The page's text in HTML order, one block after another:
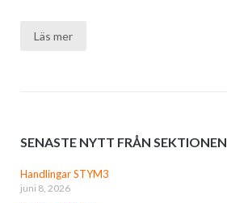
Läs mer
SENASTE NYTT FRÅN SEKTIONEN
Handlingar STYM3
juni 8, 2026